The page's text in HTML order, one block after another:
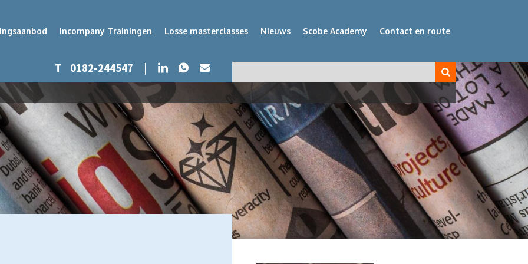
Incompany Trainingen Losse masterclasses Nieuws Scobe Academy Contact en route
T 0182-244547 | LinkedInWhatsapp